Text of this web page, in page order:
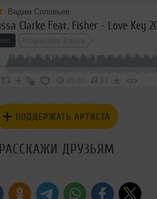
Вадим Соловьев
Progressive Trance
05:00 37 </>
ПОДДЕРЖАТЬ АРТИСТА
РАССКАЖИ ДРУЗЬЯМ